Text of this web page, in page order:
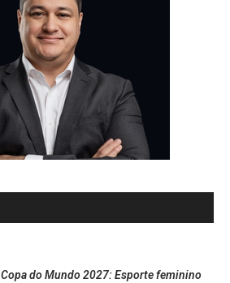
Copa do Mundo 2027: Esporte feminino